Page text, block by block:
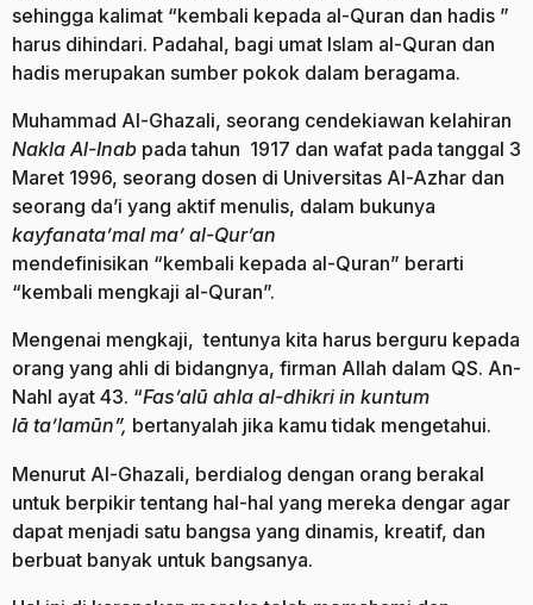
sehingga kalimat “kembali kepada al-Quran dan hadis ”
harus dihindari. Padahal, bagi umat Islam al-Quran dan
hadis merupakan sumber pokok dalam beragama.
Muhammad Al-Ghazali, seorang cendekiawan kelahiran
Nakla Al-Inab pada tahun 1917 dan wafat pada tanggal 3
Maret 1996, seorang dosen di Universitas Al-Azhar dan
seorang da’i yang aktif menulis, dalam bukunya
kayfanata’mal ma’ al-Qur’an
mendefinisikan “kembali kepada al-Quran” berarti
“kembali mengkaji al-Quran”.
Mengenai mengkaji, tentunya kita harus berguru kepada
orang yang ahli di bidangnya, firman Allah dalam QS. An-
Nahl ayat 43. “Fas’alū ahla al-dhikri in kuntum
lā ta’lamūn”, bertanyalah jika kamu tidak mengetahui.
Menurut Al-Ghazali, berdialog dengan orang berakal
untuk berpikir tentang hal-hal yang mereka dengar agar
dapat menjadi satu bangsa yang dinamis, kreatif, dan
berbuat banyak untuk bangsanya.